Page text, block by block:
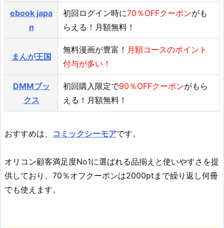
ebook japa
n
初回ログイン時に70％OFFクーポンがも
らえる！月額無料！
まんが王国
無料漫画が豊富！ 月額コースのポイント
付与が多い！
DMMブッ
クス
初回購入限定で90％OFFクーポンがもら
える！月額無料！
おすすめは、 コミックシーモアです。
オリコン顧客満足度No1に選ばれる品揃えと使いやすさを提
供しており、70％オフクーポンは2000ptまで繰り返し何冊
でも使えます。